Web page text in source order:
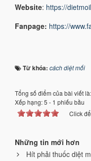
Website: https://
Fanpage: https://
Từ khóa: cách diệt mối
Tổng số điểm của bài viết
Xếp hạng:5 - 1 phiếu bầu
Click
Những tin mới hơn
Hít phải thuốc diệt